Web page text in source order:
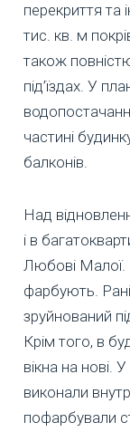
перекриття та
тис. кв. м
також
під’їздах. У
частині
балконів.
Над
і в
Любові
фарбують.
зруйнований
Крім того, в
вікна на нові.
виконали
пофарбували